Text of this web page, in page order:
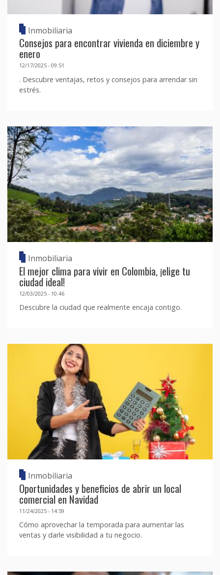
Inmobiliaria
Consejos para encontrar vivienda en diciembre y
enero
12/17/2025 - 09:51
. Descubre ventajas, retos y consejos para arrendar sin
estrés.
Inmobiliaria
El mejor clima para vivir en Colombia, ¡elige tu
ciudad ideal!
12/03/2025 - 10:46
Descubre la ciudad que realmente encaja contigo.
Inmobiliaria
Oportunidades y beneficios de abrir un local
comercial en Navidad
11/24/2025 - 14:59
Cómo aprovechar la temporada para aumentar las
ventas y darle visibilidad a tu negocio.